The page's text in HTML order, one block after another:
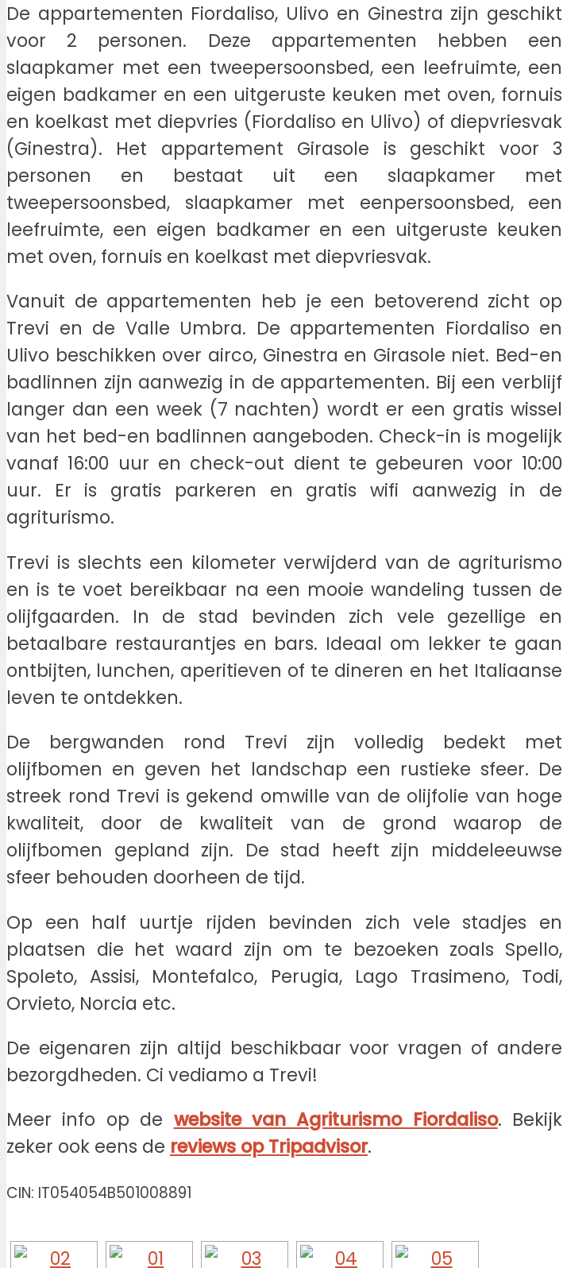
De appartementen Fiordaliso, Ulivo en Ginestra zijn geschikt
voor 2 personen. Deze appartementen hebben een
slaapkamer met een tweepersoonsbed, een leefruimte, een
eigen badkamer en een uitgeruste keuken met oven, fornuis
en koelkast met diepvries (Fiordaliso en Ulivo) of diepvriesvak
(Ginestra). Het appartement Girasole is geschikt voor 3
personen en bestaat uit een slaapkamer met
tweepersoonsbed, slaapkamer met eenpersoonsbed, een
leefruimte, een eigen badkamer en een uitgeruste keuken
met oven, fornuis en koelkast met diepvriesvak.
Vanuit de appartementen heb je een betoverend zicht op
Trevi en de Valle Umbra. De appartementen Fiordaliso en
Ulivo beschikken over airco, Ginestra en Girasole niet. Bed-en
badlinnen zijn aanwezig in de appartementen. Bij een verblijf
langer dan een week (7 nachten) wordt er een gratis wissel
van het bed-en badlinnen aangeboden. Check-in is mogelijk
vanaf 16:00 uur en check-out dient te gebeuren voor 10:00
uur. Er is gratis parkeren en gratis wifi aanwezig in de
agriturismo.
Trevi is slechts een kilometer verwijderd van de agriturismo
en is te voet bereikbaar na een mooie wandeling tussen de
olijfgaarden. In de stad bevinden zich vele gezellige en
betaalbare restaurantjes en bars. Ideaal om lekker te gaan
ontbijten, lunchen, aperitieven of te dineren en het Italiaanse
leven te ontdekken.
De bergwanden rond Trevi zijn volledig bedekt met
olijfbomen en geven het landschap een rustieke sfeer. De
streek rond Trevi is gekend omwille van de olijfolie van hoge
kwaliteit, door de kwaliteit van de grond waarop de
olijfbomen gepland zijn. De stad heeft zijn middeleeuwse
sfeer behouden doorheen de tijd.
Op een half uurtje rijden bevinden zich vele stadjes en
plaatsen die het waard zijn om te bezoeken zoals Spello,
Spoleto, Assisi, Montefalco, Perugia, Lago Trasimeno, Todi,
Orvieto, Norcia etc.
De eigenaren zijn altijd beschikbaar voor vragen of andere
bezorgdheden. Ci vediamo a Trevi!
Meer info op de website van Agriturismo Fiordaliso. Bekijk
zeker ook eens de reviews op Tripadvisor.
CIN: IT054054B501008891